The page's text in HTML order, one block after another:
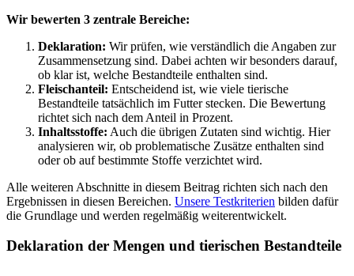
Wir bewerten 3 zentrale Bereiche:
Deklaration: Wir prüfen, wie verständlich die Angaben zur
Zusammensetzung sind. Dabei achten wir besonders darauf,
ob klar ist, welche Bestandteile enthalten sind.
Fleischanteil: Entscheidend ist, wie viele tierische
Bestandteile tatsächlich im Futter stecken. Die Bewertung
richtet sich nach dem Anteil in Prozent.
Inhaltsstoffe: Auch die übrigen Zutaten sind wichtig. Hier
analysieren wir, ob problematische Zusätze enthalten sind
oder ob auf bestimmte Stoffe verzichtet wird.
Alle weiteren Abschnitte in diesem Beitrag richten sich nach den
Ergebnissen in diesen Bereichen. Unsere Testkriterien bilden dafür
die Grundlage und werden regelmäßig weiterentwickelt.
Deklaration der Mengen und tierischen Bestandteile